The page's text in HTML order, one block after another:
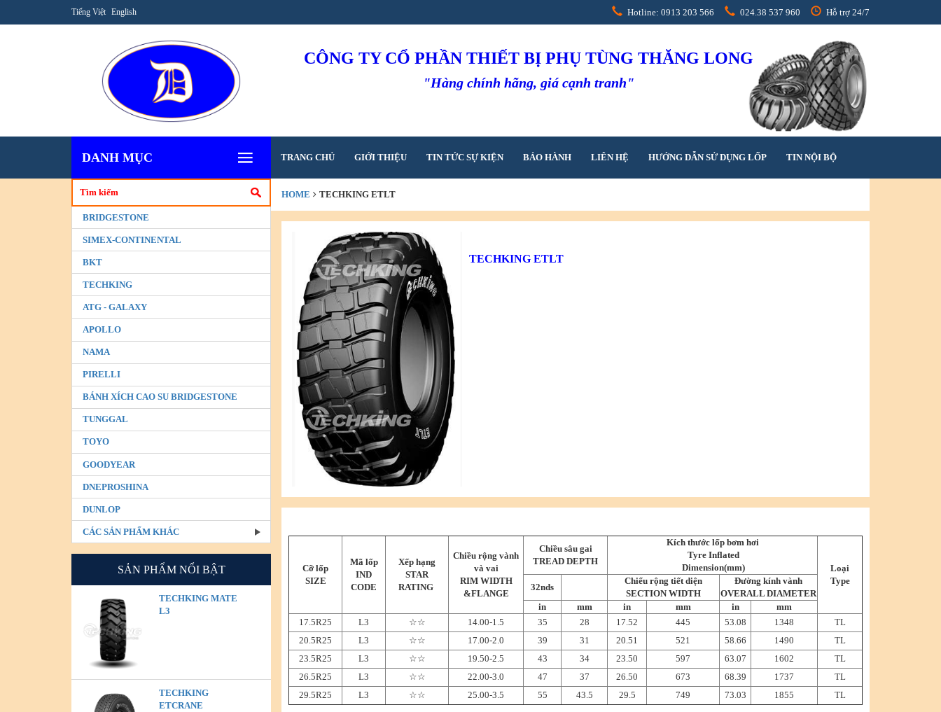
Tiếng Việt English Hotline: 0913 203 566 024.38 537 960 Hỗ trợ 24/7
CÔNG TY CỔ PHẦN THIẾT BỊ PHỤ TÙNG THĂNG LONG
"Hàng chính hãng, giá cạnh tranh"
DANH MỤC TRANG CHỦ GIỚI THIỆU TIN TỨC SỰ KIỆN BẢO HÀNH LIÊN HỆ HƯỚNG DẪN SỬ DỤNG LỐP TIN NỘI BỘ
BRIDGESTONE
SIMEX-CONTINENTAL
BKT
TECHKING
ATG - GALAXY
APOLLO
NAMA
PIRELLI
BÁNH XÍCH CAO SU BRIDGESTONE
TUNGGAL
TOYO
GOODYEAR
DNEPROSHINA
DUNLOP
CÁC SẢN PHẨM KHÁC
SẢN PHẨM NỔI BẬT
TECHKING MATE
L3
TECHKING
ETCRANE
HOME TECHKING ETLT
TECHKING ETLT
Cỡ lốp
SIZE
Mã lốp
IND
CODE
Xếp hạng
STAR
RATING
Chiều rộng vành
và vai
RIM WIDTH
&FLANGE
Chiều sâu gai
TREAD DEPTH
Kích thước lốp bơm hơi
Tyre Inflated
Dimension(mm)
Loại
Type
32nds
Chiểu rộng tiết diện
SECTION WIDTH
Đường kính vành
OVERALL DIAMETER
in
mm in mm in
mm
17.5R25
L3 ☆☆ 14.00-1.5 35 28 17.52 445 53.08 1348
TL
20.5R25
L3 ☆☆ 17.00-2.0 39 31 20.51 521 58.66 1490
TL
23.5R25
L3 ☆☆ 19.50-2.5 43 34 23.50 597 63.07 1602
TL
26.5R25
L3 ☆☆ 22.00-3.0 47 37 26.50 673 68.39 1737
TL
29.5R25
L3 ☆☆ 25.00-3.5 55 43.5 29.5 749 73.03 1855 TL